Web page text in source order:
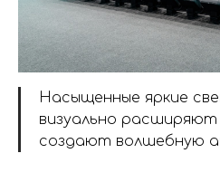
Насыщенные яркие
визуально
создают волшебную